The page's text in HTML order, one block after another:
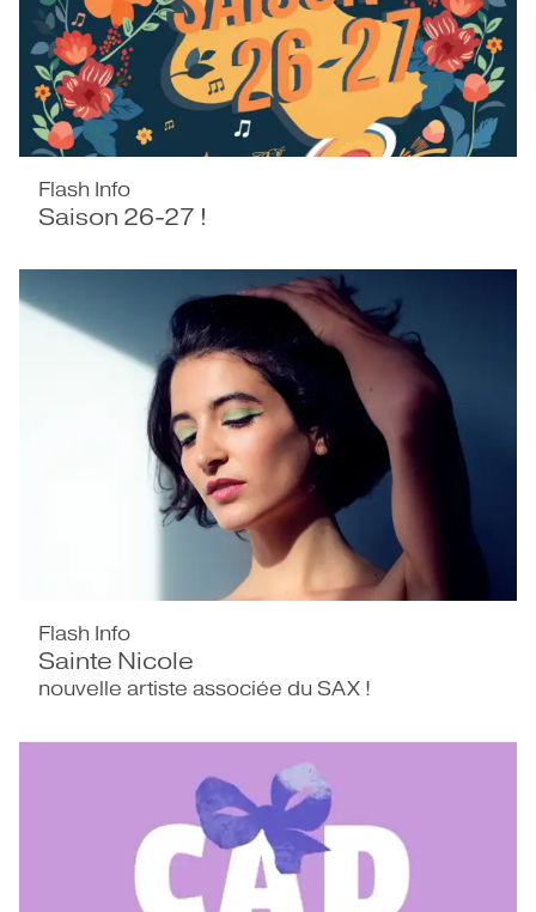
Flash Info
Saison 26-27 !
Flash Info
Sainte Nicole
nouvelle artiste associée du SAX !